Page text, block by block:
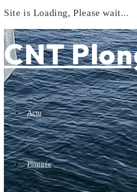
Site is Loading, Please wait...
to
content
CNT
Actu
Plongée